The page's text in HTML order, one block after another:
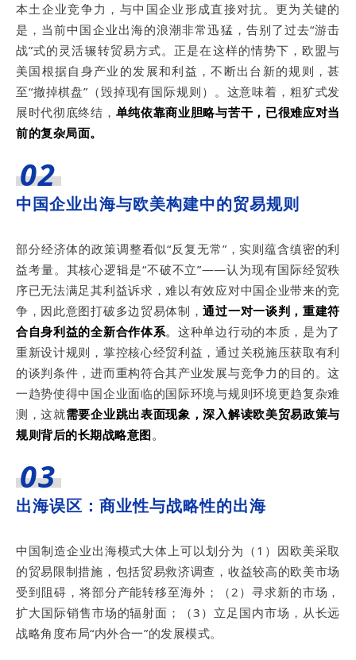
本土企业竞争力，与中国企业形成直接对抗。更为关键的
是，当前中国企业出海的浪潮非常迅猛，告别了过去“游击
战”式的灵活辗转贸易方式。正是在这样的情势下，欧盟与
美国根据自身产业的发展和利益，不断出台新的规则，甚
至“撤掉棋盘”（毁掉现有国际规则）。这意味着，粗犷式发
展时代彻底终结， 单纯依靠商业胆略与苦干，已很难应对当
前的复杂局面。
02
中国企业出海与欧美构建中的贸易规则
部分经济体的政策调整看似“反复无常”，实则蕴含缜密的利
益考量。其核心逻辑是“不破不立”——认为现有国际经贸秩
序已无法满足其利益诉求，难以有效应对中国企业带来的竞
争，因此意图打破多边贸易体制，通过一对一谈判，重建符
合自身利益的全新合作体系。这种单边行动的本质，是为了
重新设计规则，掌控核心经贸利益，通过关税施压获取有利
的谈判条件，进而重构符合其产业发展与竞争力的目的。这
一趋势使得中国企业面临的国际环境与规则环境更趋复杂难
测，这就需要企业跳出表面现象，深入解读欧美贸易政策与
规则背后的长期战略意图。
03
出海误区：商业性与战略性的出海
中国制造企业出海模式大体上可以划分为（1）因欧美采取
的贸易限制措施，包括贸易救济调查，收益较高的欧美市场
受到阻碍，将部分产能转移至海外；（2）寻求新的市场，
扩大国际销售市场的辐射面；（3）立足国内市场，从长远
战略角度布局“内外合一”的发展模式。